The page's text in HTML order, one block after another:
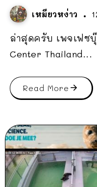
เหมียวหง่าว
ล่าสุดครับ เพจเฟซ
Center Thailand...
Read More